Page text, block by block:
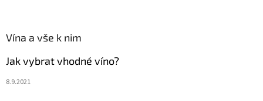
Vína a vše k nim
Jak vybrat vhodné víno?
8.9.2021